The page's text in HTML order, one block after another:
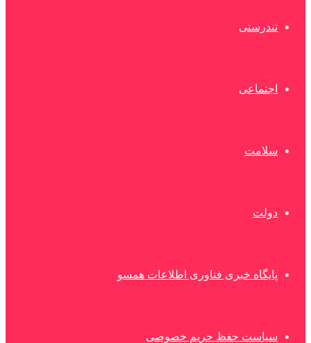
تندرستی
اجتماعی
سلامت
دولت
پایگاه خبری فناوری اطلاعات همسو
سیاست حفظ حریم خصوصی